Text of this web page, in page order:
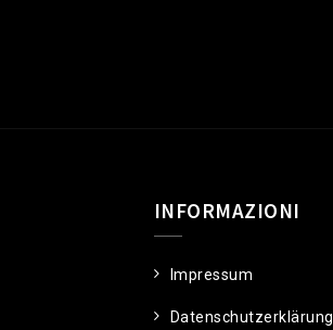
INFORMAZIONI
Impressum
Datenschutzerklärung